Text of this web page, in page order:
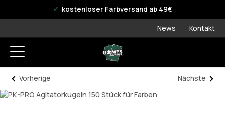
offizieller WPN Storekostenloser Farbversand ab 49€
News Kontakt
Vorherige Nächste